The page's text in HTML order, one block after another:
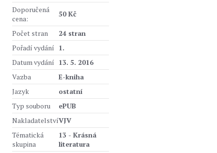
Doporučená
cena:
50 Kč
Počet stran
24 stran
Pořadí vydání 1.
Datum vydání 13. 5. 2016
Vazba
E-kniha
Jazyk
ostatní
Typ souboru
ePUB
NakladatelstvíVJV
Tématická
skupina
13 - Krásná
literatura